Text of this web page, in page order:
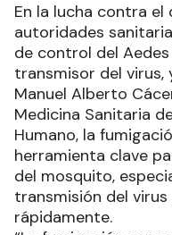
En la lucha contra el
autoridades
de control del
transmisor del
Manuel Alberto
Medicina Sanitaria
Humano, la
herramienta clave
del mosquito,
transmisión del
rápidamente.